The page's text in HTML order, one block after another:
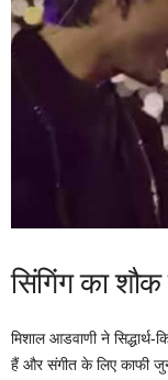
सिंगिंग का
मिशाल आडवाणी ने
हैं और संगीत के लिए काफी